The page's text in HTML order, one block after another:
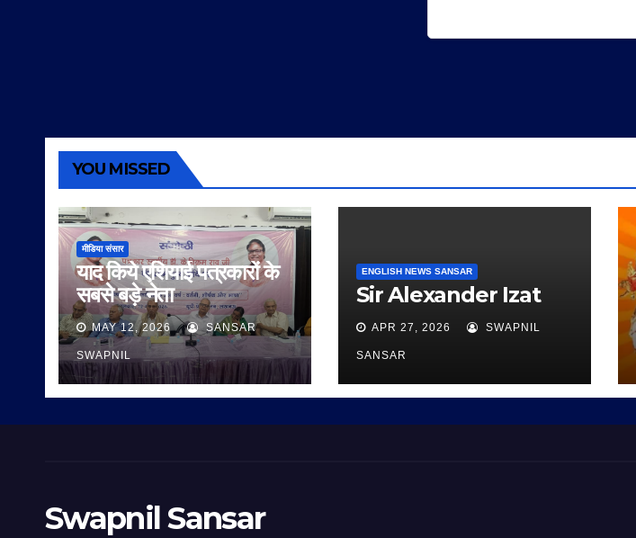
YOU MISSED
मीडिया संसार
याद किये एशियाई पत्रकारों के
सबसे बड़े नेता
MAY 12, 2026 SANSAR
SWAPNIL
ENGLISH NEWS SANSAR
Sir Alexander Izat
APR 27, 2026 SWAPNIL
SANSAR
Swapnil Sansar